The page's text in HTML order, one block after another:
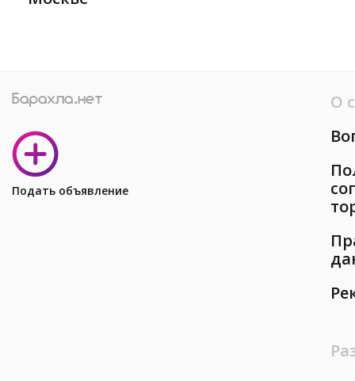
Подать объявление
О